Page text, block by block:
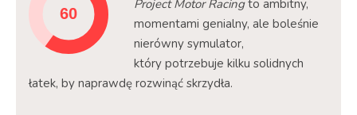
Project Motor Racingto ambitny,
momentami genialny, ale boleśnie
nierówny symulator,
który potrzebuje kilku solidnych
łatek, by naprawdę rozwinąć skrzydła.